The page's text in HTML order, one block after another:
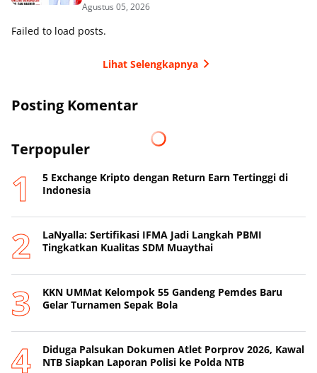
Agustus 05, 2026
Failed to load posts.
Lihat Selengkapnya
Posting Komentar
Terpopuler
5 Exchange Kripto dengan Return Earn Tertinggi di
Indonesia
LaNyalla: Sertifikasi IFMA Jadi Langkah PBMI
Tingkatkan Kualitas SDM Muaythai
KKN UMMat Kelompok 55 Gandeng Pemdes Baru
Gelar Turnamen Sepak Bola
Diduga Palsukan Dokumen Atlet Porprov 2026, Kawal
NTB Siapkan Laporan Polisi ke Polda NTB